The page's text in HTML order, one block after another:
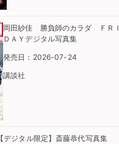
岡田紗佳 勝負師のカラダ ＦＲＩ
ＤＡＹデジタル写真集
発売日：2026-07-24
講談社
【デジタル限定】斎藤恭代写真集